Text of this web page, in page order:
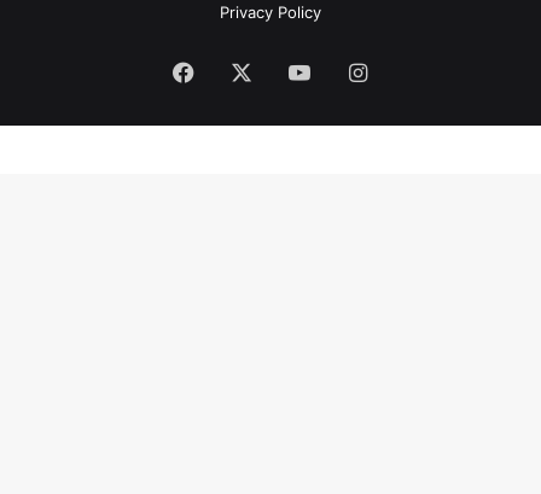
Privacy Policy
Facebook YouTubeInstagram